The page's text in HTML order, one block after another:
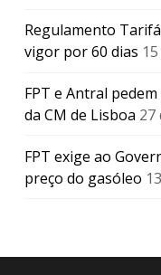
Regulamento
vigor por 60 dias
FPT e Antral
da CM de Lisboa 27
FPT exige ao
preço do gasóleo